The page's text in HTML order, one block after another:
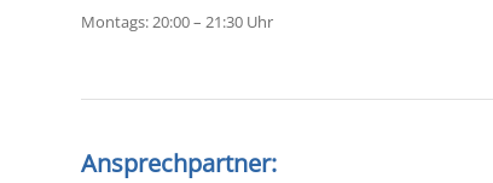
Montags: 20:00 – 21:30 Uhr
Ansprechpartner: